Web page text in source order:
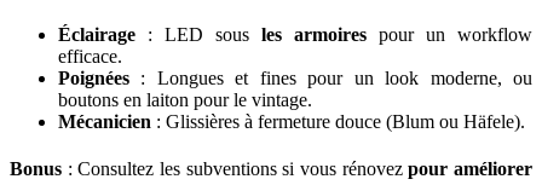
Éclairage : LED sous les armoires pour un workflow
efficace.
Poignées : Longues et fines pour un look moderne, ou
boutons en laiton pour le vintage.
Mécanicien : Glissières à fermeture douce (Blum ou Häfele).
Bonus : Consultez les subventions si vous rénovezpour améliorer